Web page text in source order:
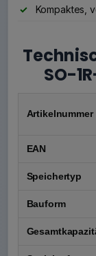
Kompaktes,
SO-
Artikelnummer
EAN
Speichertyp
Bauform